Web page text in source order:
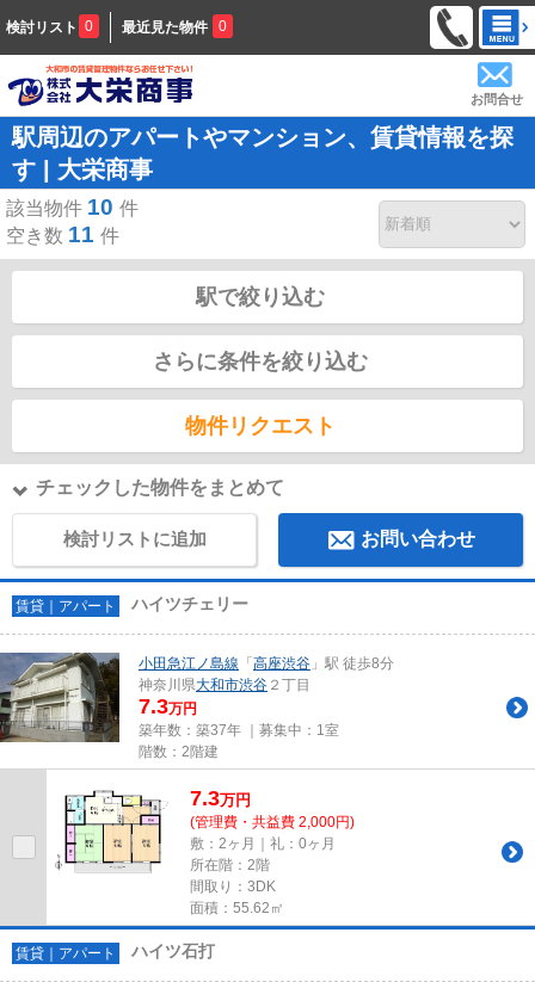
検討リスト 0 最近見た物件 0
お問合せ
駅周辺のアパートやマンション、賃貸情報を探
す | 大栄商事
該当物件 10 件
空き数 11 件
駅で絞り込む
さらに条件を絞り込む
物件リクエスト
チェックした物件をまとめて
検討リストに追加 お問い合わせ
賃貸｜アパート ハイツチェリー
小田急江ノ島線 「 高座渋谷 」駅 徒歩8分
神奈川県大和市渋谷 ２丁目
7.3万円
築年数：築37年 ｜募集中： 1室
階数：2階建
7.3万円
(管理費・共益費 2,000円)
敷：2ヶ月｜礼：0ヶ月
所在階：2階
間取り：3DK
面積：55.62㎡
賃貸｜アパート ハイツ石打